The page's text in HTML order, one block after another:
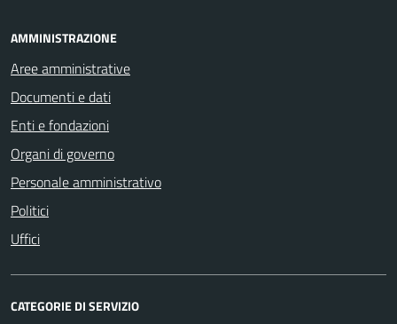
AMMINISTRAZIONE
Aree amministrative
Documenti e dati
Enti e fondazioni
Organi di governo
Personale amministrativo
Politici
Uffici
CATEGORIE DI SERVIZIO